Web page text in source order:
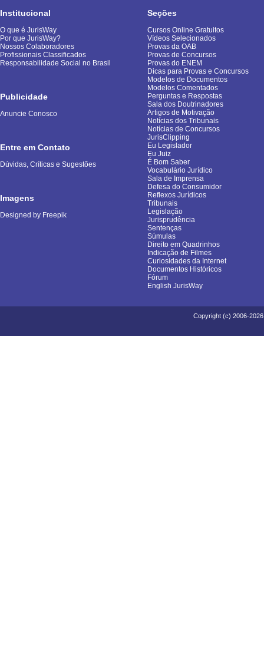
Institucional
O que é JurisWay
Por que JurisWay?
Nossos Colaboradores
Profissionais Classificados
Responsabilidade Social no Brasil
Publicidade
Anuncie Conosco
Entre em Contato
Dúvidas, Críticas e Sugestões
Imagens
Designed by Freepik
Seções
Cursos Online Gratuitos
Vídeos Selecionados
Provas da OAB
Provas de Concursos
Provas do ENEM
Dicas para Provas e Concursos
Modelos de Documentos
Modelos Comentados
Perguntas e Respostas
Sala dos Doutrinadores
Artigos de Motivação
Notícias dos Tribunais
Notícias de Concursos
JurisClipping
Eu Legislador
Eu Juiz
É Bom Saber
Vocabulário Jurídico
Sala de Imprensa
Defesa do Consumidor
Reflexos Jurídicos
Tribunais
Legislação
Jurisprudência
Sentenças
Súmulas
Direito em Quadrinhos
Indicação de Filmes
Curiosidades da Internet
Documentos Históricos
Fórum
English JurisWay
Copyright (c) 2006-